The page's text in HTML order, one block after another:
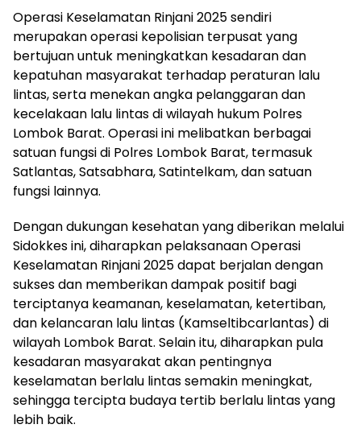
Operasi Keselamatan Rinjani 2025 sendiri
merupakan operasi kepolisian terpusat yang
bertujuan untuk meningkatkan kesadaran dan
kepatuhan masyarakat terhadap peraturan lalu
lintas, serta menekan angka pelanggaran dan
kecelakaan lalu lintas di wilayah hukum Polres
Lombok Barat. Operasi ini melibatkan berbagai
satuan fungsi di Polres Lombok Barat, termasuk
Satlantas, Satsabhara, Satintelkam, dan satuan
fungsi lainnya.
Dengan dukungan kesehatan yang diberikan melalui
Sidokkes ini, diharapkan pelaksanaan Operasi
Keselamatan Rinjani 2025 dapat berjalan dengan
sukses dan memberikan dampak positif bagi
terciptanya keamanan, keselamatan, ketertiban,
dan kelancaran lalu lintas (Kamseltibcarlantas) di
wilayah Lombok Barat. Selain itu, diharapkan pula
kesadaran masyarakat akan pentingnya
keselamatan berlalu lintas semakin meningkat,
sehingga tercipta budaya tertib berlalu lintas yang
lebih baik.